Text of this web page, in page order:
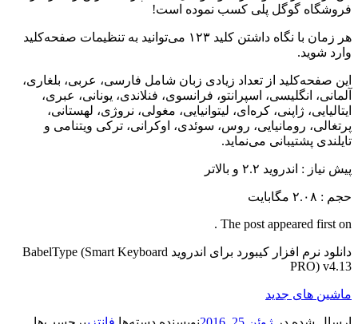
فروشگاه گوگل پلی کسب نموده است!
هر زمان با نگاه داشتن کلید ۱۲۳ می‌توانید به تنظیمات صفحه‌کلید
وارد شوید.
این صفحه‌کلید از تعداد زیادی زبان شامل فارسی، عربی، بلغاری،
آلمانی، انگلیسی، اسپرانتو، فرانسوی، فنلاندی، یونانی، عبری،
ایتالیایی، ژاپنی، کره‌ای، لیتوانیایی، مغولی، نروژی، لهستانی،
پرتغالی، رومانیایی، روس، سوئدی، اوکرانی، ترکی ویتنامی و
تایلندی پشتیبانی می‌نماید.
پیش نیاز : اندروید ۲.۲ و بالاتر
حجم : ۲.۰۸ مگابایت
The post appeared first on .
دانلود نرم افزار کیبورد برای اندروید BabelType (Smart Keyboard
PRO) v4.13
ماشین های جدید